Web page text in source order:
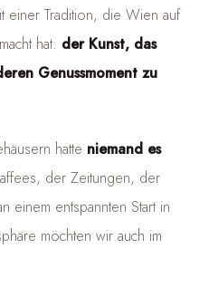
einer Tradition, die Wien auf
hat: der Kunst, das
Genussmoment zu
hatte niemand es
der Zeitungen, der
einem entspannten Start in
möchten wir auch im